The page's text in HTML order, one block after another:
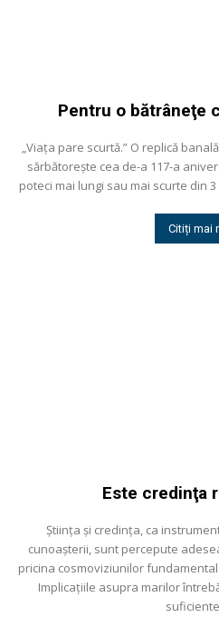
Pentru o bătrâneţe
„Viaţa pare scurtă.” O replică
sărbătorește cea de-a 117-a
poteci mai lungi sau mai scurte din
Citiți mai
Este credinţa
Știinţa și credinţa, ca
cunoașterii, sunt percepute
pricina cosmoviziunilor
Implicaţiile asupra marilor